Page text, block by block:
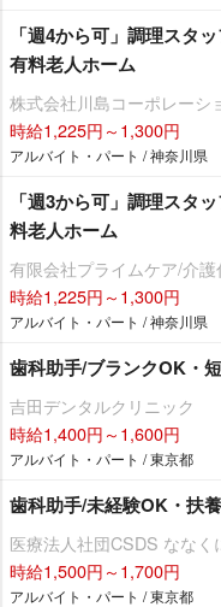
「週4から可」調理スタ
有料老人ホーム
株式会社川島コーポレーシ
時給1,225円～1,300円
アルバイト・パート / 神奈川県
「週3から可」調理スタ
料老人ホーム
有限会社プライムケア/介
時給1,225円～1,300円
アルバイト・パート / 神奈川県
歯科助手/ブランクOK・
吉田デンタルクリニック
時給1,400円～1,600円
アルバイト・パート / 東京都
歯科助手/未経験OK・扶
医療法人社団CSDS ななく
時給1,500円～1,700円
アルバイト・パート / 東京都